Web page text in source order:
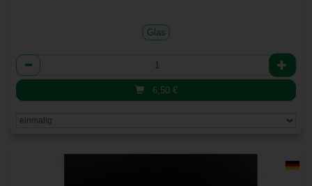
Glas
Anzahl
6,50 €